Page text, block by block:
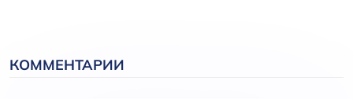
КОММЕНТАРИИ